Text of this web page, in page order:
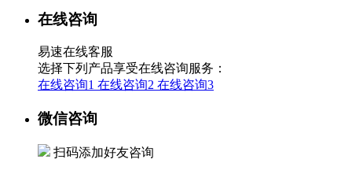
在线咨询
易速在线客服
选择下列产品享受在线咨询服务：
在线咨询1 在线咨询2 在线咨询3
微信咨询
扫码添加好友咨询